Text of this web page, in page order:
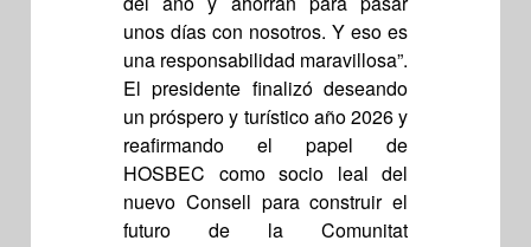
unos días con nosotros. Y eso es
una responsabilidad maravillosa”.
El presidente finalizó deseando
un próspero y turístico año 2026 y
reafirmando el papel de
HOSBEC como socio leal del
nuevo Consell para construir el
futuro de la Comunitat